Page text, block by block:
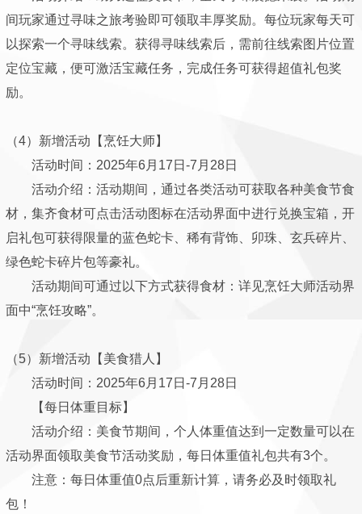
间玩家通过寻味之旅考验即可领取丰厚奖励。每位玩家每天可
以探索一个寻味线索。获得寻味线索后，需前往线索图片位置
定位宝藏，便可激活宝藏任务，完成任务可获得超值礼包奖
励。
（4）新增活动【烹饪大师】
活动时间：2025年6月17日-7月28日
活动介绍：活动期间，通过各类活动可获取各种美食节食
材，集齐食材可点击活动图标在活动界面中进行兑换宝箱，开
启礼包可获得限量的蓝色蛇卡、稀有背饰、卯珠、玄兵碎片、
绿色蛇卡碎片包等豪礼。
活动期间可通过以下方式获得食材：详见烹饪大师活动界
面中“烹饪攻略”。
（5）新增活动【美食猎人】
活动时间：2025年6月17日-7月28日
【每日体重目标】
活动介绍：美食节期间，个人体重值达到一定数量可以在
活动界面领取美食节活动奖励，每日体重值礼包共有3个。
注意：每日体重值0点后重新计算，请务必及时领取礼
包！